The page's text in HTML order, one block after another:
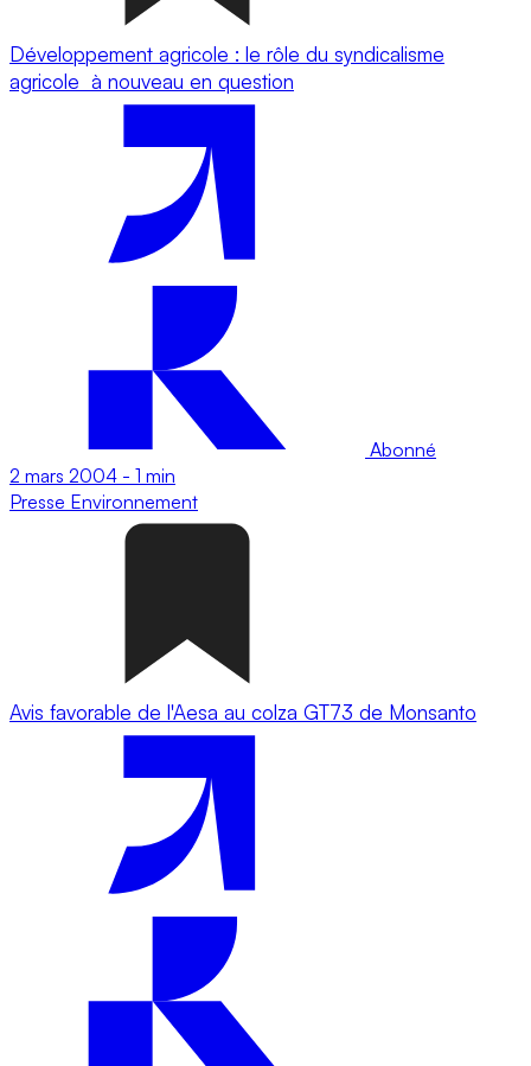
Développement agricole : le rôle du syndicalisme
agricole à nouveau en question
Abonné
2 mars 2004 - 1 min
Presse Environnement
Avis favorable de l'Aesa au colza GT73 de Monsanto